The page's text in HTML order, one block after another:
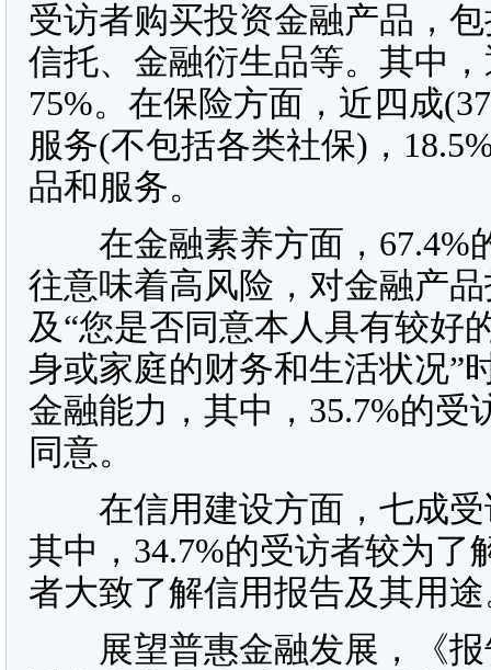
受访者购买投资金融产品，
信托、金融衍生品等。其中
75%。在保险方面，近四成
服务(不包括各类社保)，
品和服务。
在金融素养方面，67.4%
往意味着高风险，对金融产
及“您是否同意本人具有较好
身或家庭的财务和生活状况”
金融能力，其中，35.7%的受
同意。
在信用建设方面，七成受
其中，34.7%的受访者较为了
者大致了解信用报告及其用
展望普惠金融发展，《报